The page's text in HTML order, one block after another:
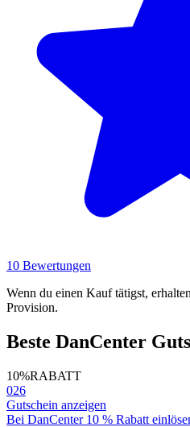
10 Bewertungen
Wenn du einen Kauf tätigst,
Provision.
Beste DanCenter
10%RABATT
026
Gutschein anzeigen
Bei DanCenter 10 % Rabatt